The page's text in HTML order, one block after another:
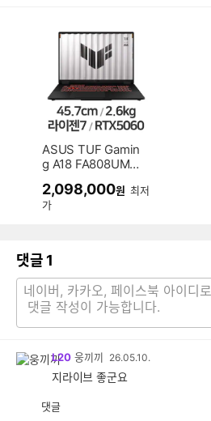
ASUS TUF Gamin
g A18 FA808UM-
B)
2,098,000원 최저
가
댓글 1
L20 웅끼끼 26.05.10.
지라이브 좋군요
댓글